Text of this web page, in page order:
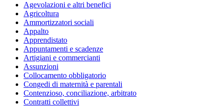
Agevolazioni e altri benefici
Agricoltura
Ammortizzatori sociali
Appalto
Apprendistato
Appuntamenti e scadenze
Artigiani e commercianti
Assunzioni
Collocamento obbligatorio
Congedi di maternità e parentali
Contenzioso, conciliazione, arbitrato
Contratti collettivi